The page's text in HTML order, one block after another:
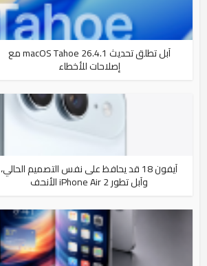
آبل تطلق تحديث macOS Tahoe 26.4.1 مع
إصلاحات للأخطاء
آيفون 18 قد يحافظ على نفس التصميم الحالي،
وآبل تطور iPhone Air 2 الأنحف